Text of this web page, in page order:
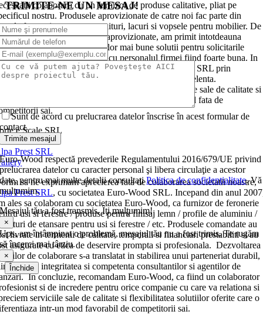
colaborarii cu un furnizor de produse calitative, pliat pe
nostru. Produsele aprovizionate de catre noi fac parte din
feronerie, manere, garnituri, lacuri si vopsele pentru mobilier. De
pe langa produsele aprovizionate, am primit intotdeauna
si sfatul in alegerea celor mai bune solutii pentru solicitarile
punctuale, colaborarea cu personalul firmei fiind foarte buna. In
cuvinte, am putea caracteriza firma Euro-Wood SRL prin
promptitudine, seriozitate, calitate excelenta.
cu incredere oricarei companii produsele sale de calitate si
oferite, ceea ce o diferentiaza in mod favorabil fata de
sai.
e Scale SRL
Prest SRL
sa ne exprimam aprecierea fata de colaborarea societatii noastre,
Prest SRL, cu societatea Euro-Wood SRL. Incepand din anul
ales sa colaboram cu societatea Euro-Wood, ca furnizor de feronerie
usi si ferestre / produse pentru finisaj lemn / profile de aluminiu /
de etansare pentru usi si ferestre / etc. Produsele comandate au
livrate in termenii de calitate, temporali si financiari prestabiliti si au
asigurate cu etica de deservire prompta si profesionala. Dezvoltarea
de colaborare s-a translatat in stabilirea unui parteneriat durabil,
de integritatea si competenta consultantilor si agentilor de
In concluzie, recomandam Euro-Wood, ca fiind un colaborator
si de incredere pentru orice companie cu care va relationa si
serviciile sale de calitate si flexibilitatea solutiilor oferite care o
intr-un mod favorabil de competitorii sai.
TRIMITE-NE UN MESAJ!
Sunt de acord cu prelucrarea datelor înscrise în acest formular de
contact.
Trimite mesajul
Euro-Wood respectă prevederile Regulamentului 2016/679/UE privind
prelucrarea datelor cu caracter personal şi libera circulaţie a acestor
date, pentru mai multe detalii consultaţiPolitica de confidenţialitate. Vă
mulţumim.
Mesajul tău a fost transmis. Îţi mulţumim!
×
Ups, am întâmpinat o problemă, mesajul tău nu a fost trimis. Te rugăm
să încerci mai târziu.
×
Închide